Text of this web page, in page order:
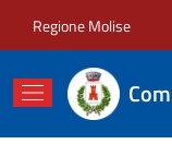
Regione Molise